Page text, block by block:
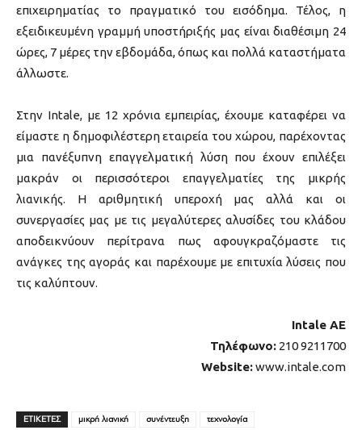
επιχειρηματίας το πραγματικό του εισόδημα. Τέλος, η
εξειδικευμένη γραμμή υποστήριξής μας είναι διαθέσιμη 24
ώρες, 7 μέρες την εβδομάδα, όπως και πολλά καταστήματα
άλλωστε.
Στην Intale, με 12 χρόνια εμπειρίας, έχουμε καταφέρει να
είμαστε η δημοφιλέστερη εταιρεία του χώρου, παρέχοντας
μια πανέξυπνη επαγγελματική λύση που έχουν επιλέξει
μακράν οι περισσότεροι επαγγελματίες της μικρής
λιανικής. Η αριθμητική υπεροχή μας αλλά και οι
συνεργασίες μας με τις μεγαλύτερες αλυσίδες του κλάδου
αποδεικνύουν περίτρανα πως αφουγκραζόμαστε τις
ανάγκες της αγοράς και παρέχουμε με επιτυχία λύσεις που
τις καλύπτουν.
Intale AE
Τηλέφωνο: 210 9211700
Website:www.intale.com
ΕΤΙΚΕΤΕΣ μικρή λιανική συνέντευξη τεχνολογία